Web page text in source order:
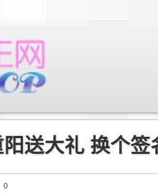
送大礼 换个签
0